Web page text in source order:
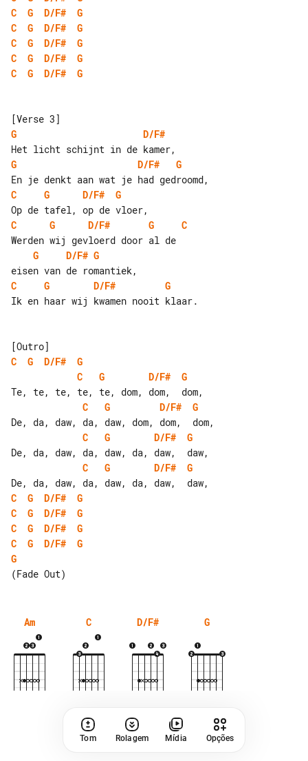
C
G D/F#
G
C
G D/F#
G
C
G D/F#
G
C
G D/F#
G
C
G D/F# G
G
D/F#
G
D/F#
G
C
G D/F#
G
C
G D/F# G
C
G
D/F# G
C
G D/F#
G
Ik en haar wij kwamen nooit klaar.
C
G D/F#
G
C
G D/F#
G
C
G D/F#
G
C
G D/F#
G
C
G D/F#
G
C
G D/F#
G
C
G D/F#
G
C
G D/F#
G
C
G D/F#
G
G
Am C D/F# G
Tom Rolagem Mídia Opções